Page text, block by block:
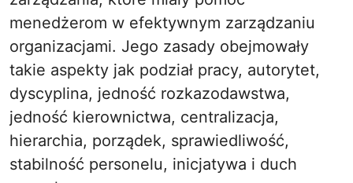
menedżerom w efektywnym zarządzaniu
organizacjami. Jego zasady obejmowały
takie aspekty jak podział pracy, autorytet,
dyscyplina, jedność rozkazodawstwa,
jedność kierownictwa, centralizacja,
hierarchia, porządek, sprawiedliwość,
stabilność personelu, inicjatywa i duch